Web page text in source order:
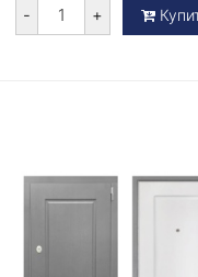
- +